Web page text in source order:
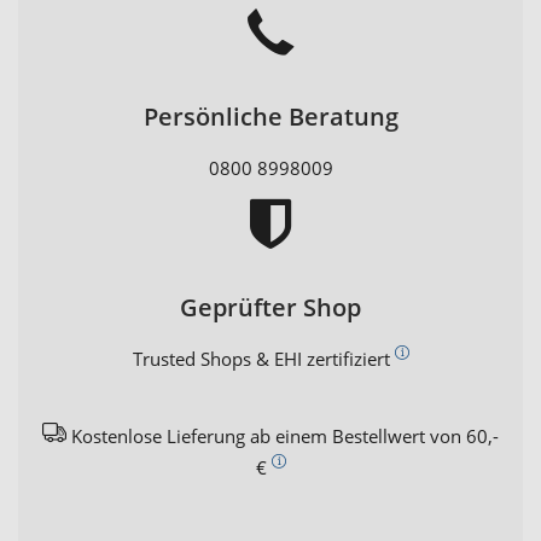
Persönliche Beratung
0800 8998009
Geprüfter Shop
Trusted Shops & EHI zertifiziert
Kostenlose Lieferung ab einem Bestellwert von 60,-
€